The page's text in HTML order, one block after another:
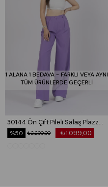
1 ALANA 1 BEDAVA - FARKLI VEYA AYNI
TÜM ÜRÜNLERDE GEÇERLİ
30144 Ön Çift Pileli Salaş Plazzo Cepli Pantolon
₺1.099,00
₺2.200,00
%50